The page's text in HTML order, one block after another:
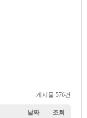
게시물 576건
날짜 조회